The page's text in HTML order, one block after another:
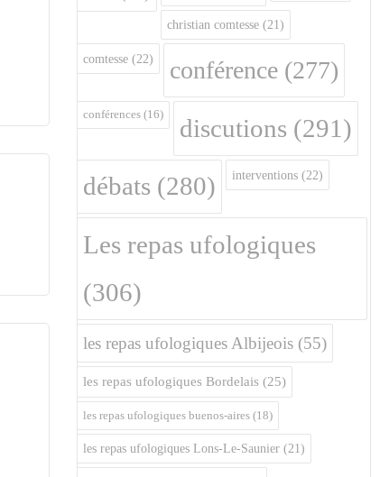
christian comtesse (21)
comtesse (22) conférence (277)
conférences (16) discutions (291)
débats (280) interventions (22)
Les repas ufologiques
(306)
les repas ufologiques Albijeois (55)
les repas ufologiques Bordelais (25)
les repas ufologiques buenos-aires (18)
les repas ufologiques Lons-Le-Saunier (21)